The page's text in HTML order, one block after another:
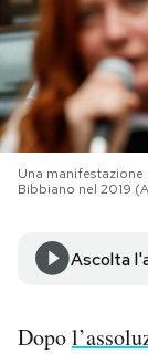
PODCAST
I MIEI
Una
Bibbiano nel 2019
Ascolta
Dopo